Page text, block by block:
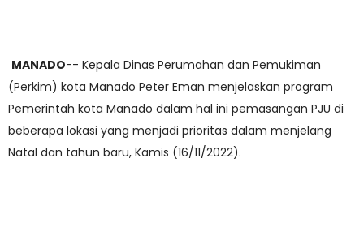
MANADO-- Kepala Dinas Perumahan dan Pemukiman
(Perkim) kota Manado Peter Eman menjelaskan program
Pemerintah kota Manado dalam hal ini pemasangan PJU di
beberapa lokasi yang menjadi prioritas dalam menjelang
Natal dan tahun baru, Kamis (16/11/2022).